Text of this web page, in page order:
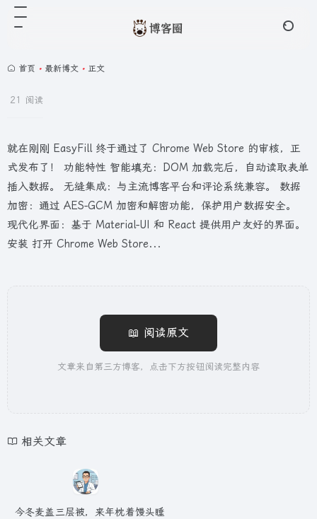
首页 • 最新博文 • 正文
21 阅读
就在刚刚 EasyFill 终于通过了 Chrome Web Store 的审核，正
式发布了！ 功能特性 智能填充：DOM 加载完后，自动读取表单
插入数据。 无缝集成：与主流博客平台和评论系统兼容。 数据
加密：通过 AES-GCM 加密和解密功能，保护用户数据安全。
现代化界面：基于 Material-UI 和 React 提供用户友好的界面。
安装 打开 Chrome Web Store...
📖 阅读原文
文章来自第三方博客，点击下方按钮阅读完整内容
相关文章
今冬麦盖三层被，来年枕着馒头睡